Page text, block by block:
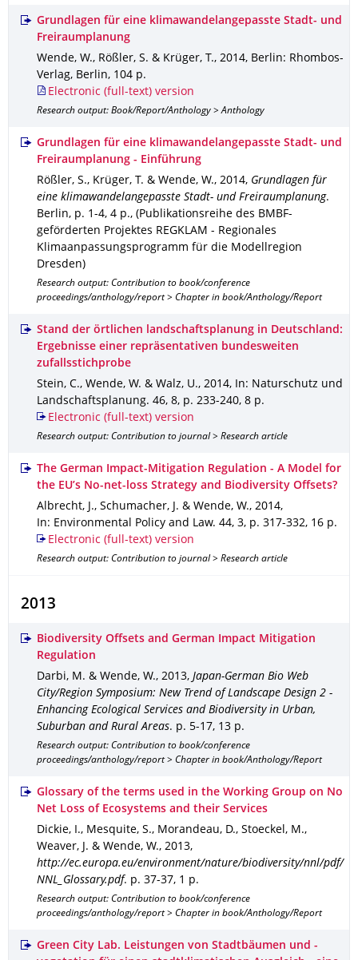
Grundlagen für eine klimawandelangepasste Stadt- und
Freiraumplanung
Wende, W., Rößler, S. & Krüger, T., 2014, Berlin: Rhombos-
Verlag, Berlin, 104 p.
Electronic (full-text) version
Research output: Book/Report/Anthology > Anthology
Grundlagen für eine klimawandelangepasste Stadt- und
Freiraumplanung - Einführung
Rößler, S., Krüger, T. & Wende, W., 2014, Grundlagen für
eine klimawandelangepasste Stadt- und Freiraumplanung.
Berlin, p. 1-4, 4 p., (Publikationsreihe des BMBF-
geförderten Projektes REGKLAM - Regionales
Klimaanpassungsprogramm für die Modellregion
Dresden)
Research output: Contribution to book/conference
proceedings/anthology/report > Chapter in book/Anthology/Report
Stand der örtlichen landschaftsplanung in Deutschland:
Ergebnisse einer repräsentativen bundesweiten
zufallsstichprobe
Stein, C., Wende, W. & Walz, U., 2014,
In: Naturschutz und
Landschaftsplanung. 46, 8, p. 233-240, 8 p.
Electronic (full-text) version
Research output: Contribution to journal > Research article
The German Impact-Mitigation Regulation - A Model for
the EU’s No-net-loss Strategy and Biodiversity Offsets?
Albrecht, J., Schumacher, J. & Wende, W., 2014,
In: Environmental Policy and Law. 44, 3, p. 317-332, 16 p.
Electronic (full-text) version
Research output: Contribution to journal > Research article
2013
Biodiversity Offsets and German Impact Mitigation
Regulation
Darbi, M. & Wende, W., 2013, Japan-German Bio Web
City/Region Symposium: New Trend of Landscape Design 2 -
Enhancing Ecological Services and Biodiversity in Urban,
Suburban and Rural Areas. p. 5-17, 13 p.
Research output: Contribution to book/conference
proceedings/anthology/report > Chapter in book/Anthology/Report
Glossary of the terms used in the Working Group on No
Net Loss of Ecosystems and their Services
Dickie, I., Mesquite, S., Morandeau, D., Stoeckel, M.,
Weaver, J. & Wende, W., 2013,
http://ec.europa.eu/environment/nature/biodiversity/nnl/pdf/
NNL_Glossary.pdf. p. 37-37, 1 p.
Research output: Contribution to book/conference
proceedings/anthology/report > Chapter in book/Anthology/Report
Green City Lab. Leistungen von Stadtbäumen und -